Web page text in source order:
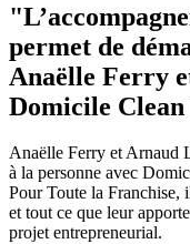
permet de
Anaëlle Ferry
Domicile Clean
Anaëlle Ferry et Arnaud
à la personne avec
Pour Toute la Franchise,
et tout ce que leur
projet entrepreneurial.